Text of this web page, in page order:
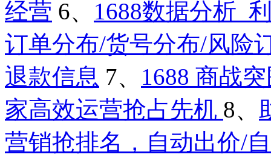
经营 6、 1688数据分析_
订单分布/货号分布/风险
退款信息 7、 1688 商战
家高效运营抢占先机 8、
营销抢排名，自动出价/